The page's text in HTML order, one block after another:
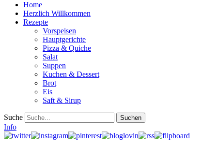
Home
Herzlich Willkommen
Rezepte
Vorspeisen
Hauptgerichte
Pizza & Quiche
Salat
Suppen
Kuchen & Dessert
Brot
Eis
Saft & Sirup
Suche
Info